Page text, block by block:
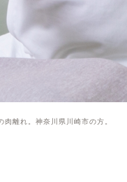
離れ。神奈川県川崎市の方。